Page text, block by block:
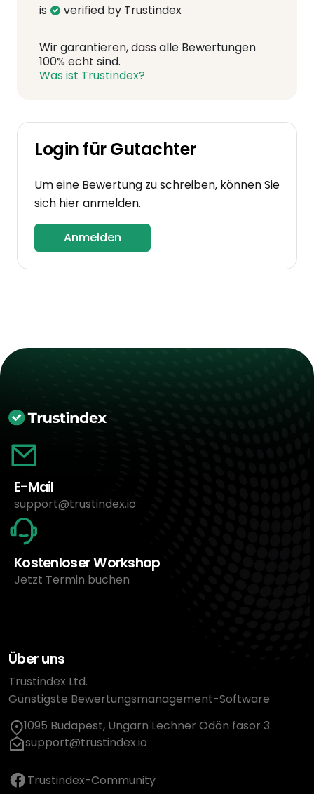
is verified by Trustindex
Wir garantieren, dass alle Bewertungen
100% echt sind.
Was ist Trustindex?
Login für Gutachter
Um eine Bewertung zu schreiben, können Sie
sich hier anmelden.
Anmelden
E-Mail
support@trustindex.io
Kostenloser Workshop
Jetzt Termin buchen
Über uns
Trustindex Ltd.
Günstigste Bewertungsmanagement-Software
1095 Budapest, Ungarn Lechner Ödön fasor 3.
support@trustindex.io
Trustindex-Community